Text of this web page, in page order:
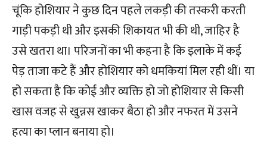
चूंकि होशियार ने कुछ दिन पहले लकड़ी की तस्करी करती
गाड़ी पकड़ी थी और इसकी शिकायत भी की थी, जाहिर है
उसे खतरा था। परिजनों का भी कहना है कि इलाके में कई
पेड़ ताजा कटे हैं और होशियार को धमकियां मिल रही थीं। या
हो सकता है कि कोई और व्यक्ति हो जो होशियार से किसी
खास वजह से खुन्नस खाकर बैठा हो और नफरत में उसने
हत्या का प्लान बनाया हो।